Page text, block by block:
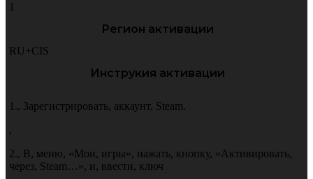
1
Регион активации
RU+CIS
Инструкия активации
1., Зарегистрировать, аккаунт, Steam.
,
2., В, меню, «Мои, игры», нажать, кнопку, «Активировать,
через, Steam…», и, ввести, ключ